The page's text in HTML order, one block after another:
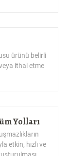
ürünü belirli
ithal etme
etkin, hızlı ve
mahkemelere